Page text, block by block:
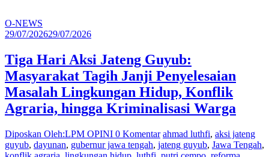
O-NEWS
29/07/202629/07/2026
Tiga Hari Aksi Jateng Guyub:
Masyarakat Tagih Janji Penyelesaian
Masalah Lingkungan Hidup, Konflik
Agraria, hingga Kriminalisasi Warga
Diposkan Oleh:LPM OPINI 0 Komentar ahmad luthfi, aksi jateng
guyub, dayunan, gubernur jawa tengah, jateng guyub, Jawa Tengah,